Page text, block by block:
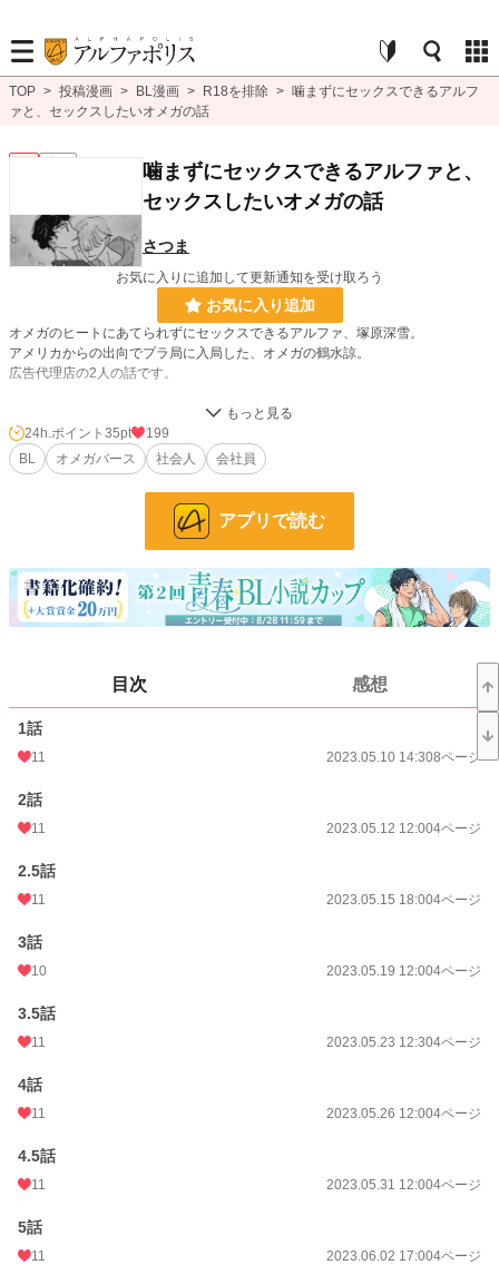
TOP > 投稿漫画 > BL漫画 > R18を排除 > 噛まずにセックスできるアルフ
ァと、セックスしたいオメガの話
噛まずにセックスできるアルファと、
セックスしたいオメガの話
さつま
お気に入りに追加して更新通知を受け取ろう
お気に入り追加
オメガのヒートにあてられずにセックスできるアルファ、塚原深雪。
アメリカからの出向でプラ局に入局した、オメガの鶴水諒。
広告代理店の2人の話です。
BL漫画 86 位 / 1,406 件
ページ数 90
2023.05.10 14:30
月間ポイント
年間ポイント
累計ポイント
24h.ポイント 35pt
199
BL
オメガバース 社会人 会社員
アプリで読む
目次 感想
1話
11 2023.05.10 14:308ページ
2話
11 2023.05.12 12:004ページ
2.5話
11 2023.05.15 18:004ページ
3話
10 2023.05.19 12:004ページ
3.5話
11 2023.05.23 12:304ページ
4話
11 2023.05.26 12:004ページ
4.5話
11 2023.05.31 12:004ページ
5話
11 2023.06.02 17:004ページ